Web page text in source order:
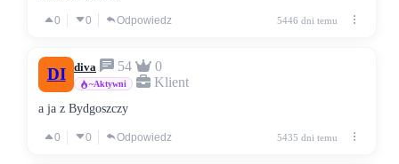
0 0 Odpowiedz 5446 dni temu
DI diva 54 0
~Aktywni Klient
a ja z Bydgoszczy
0 0 Odpowiedz 5435 dni temu